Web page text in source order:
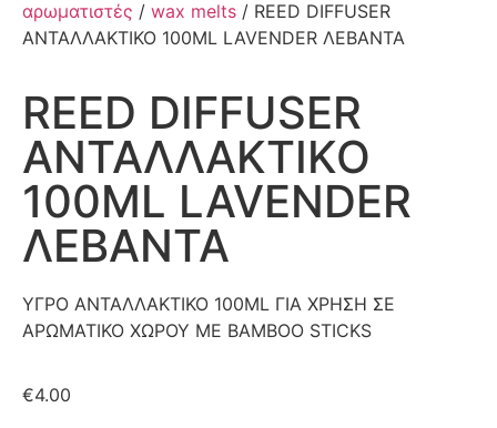
αρωματιστές / wax melts / REED DIFFUSER
ΑΝΤΑΛΛΑΚΤΙΚΟ 100ML LAVENDER ΛΕΒΑΝΤΑ
REED DIFFUSER
ΑΝΤΑΛΛΑΚΤΙΚΟ
100ML LAVENDER
ΛΕΒΑΝΤΑ
ΥΓΡΟ ΑΝΤΑΛΛΑΚΤΙΚΟ 100ML ΓΙΑ ΧΡΗΣΗ ΣΕ
ΑΡΩΜΑΤΙΚΟ ΧΩΡΟΥ ΜΕ BAMBOO STICKS
€4.00